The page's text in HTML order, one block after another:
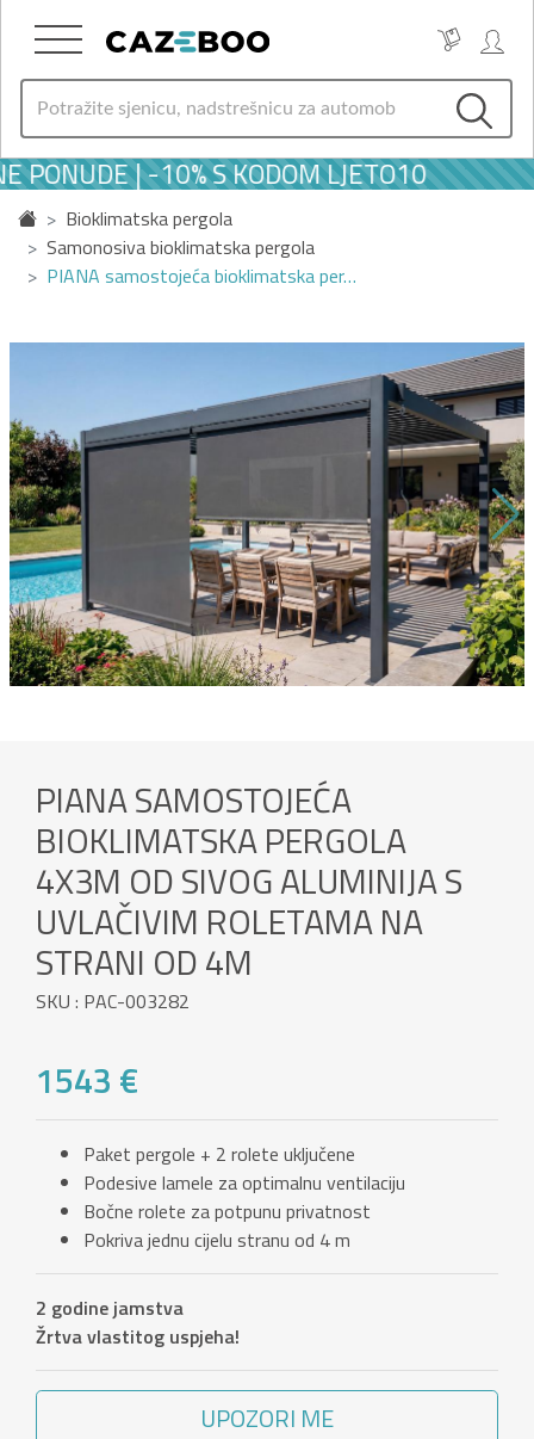
PONUDE | -10% S KODOM LJETO10
Bioklimatska pergola
Samonosiva bioklimatska pergola
PIANA samostojeća bioklimatska per…
PIANA SAMOSTOJEĆA
BIOKLIMATSKA PERGOLA
4X3M OD SIVOG ALUMINIJA S
UVLAČIVIM ROLETAMA NA
STRANI OD 4M
SKU : PAC-003282
1543 €
Paket pergole + 2 rolete uključene
Podesive lamele za optimalnu ventilaciju
Bočne rolete za potpunu privatnost
Pokriva jednu cijelu stranu od 4 m
2 godine jamstva
Žrtva vlastitog uspjeha!
UPOZORI ME